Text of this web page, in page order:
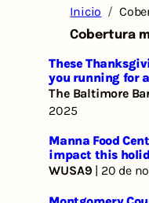
Inicio
Cobertura
These
you running for
The Baltimore
2025
Manna Food
impact this
WUSA9 | 20 de